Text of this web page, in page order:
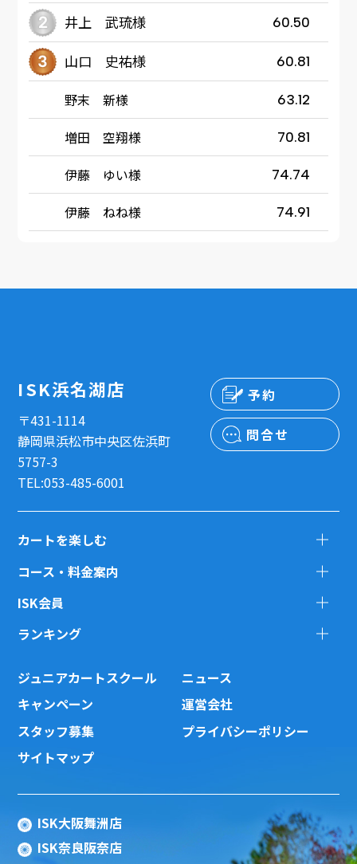
井上 武琉様 60.50
山口 史祐様 60.81
野末 新様 63.12
増田 空翔様 70.81
伊藤 ゆい様 74.74
伊藤 ねね様 74.91
ISK浜名湖店
〒431-1114
静岡県浜松市中央区佐浜町
5757-3
TEL:053-485-6001
予約
問合せ
カートを楽しむ
コース・料金案内
ISK会員
ランキング
ジュニアカートスクール
ニュース
キャンペーン
運営会社
スタッフ募集
プライバシーポリシー
サイトマップ
ISK大阪舞洲店
ISK奈良阪奈店